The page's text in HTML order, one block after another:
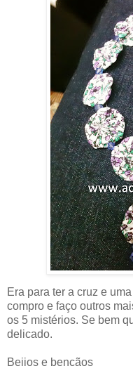
Era para ter a cruz e
compro e faço outros
os 5 mistérios. Se bem
delicado.
Beijos e bençãos